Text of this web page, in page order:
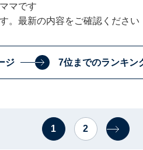
マです
。最新の内容をご確認ください
ジ 7位までのランキン
1 2